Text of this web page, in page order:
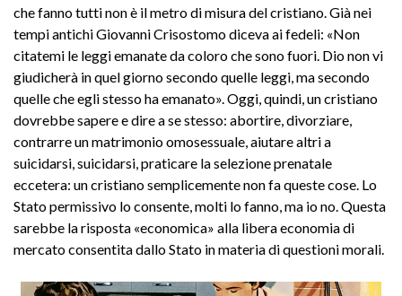
che fanno tutti non è il metro di misura del cristiano. Già nei
tempi antichi Giovanni Crisostomo diceva ai fedeli: «Non
citatemi le leggi emanate da coloro che sono fuori. Dio non vi
giudicherà in quel giorno secondo quelle leggi, ma secondo
quelle che egli stesso ha emanato». Oggi, quindi, un cristiano
dovrebbe sapere e dire a se stesso: abortire, divorziare,
contrarre un matrimonio omosessuale, aiutare altri a
suicidarsi, suicidarsi, praticare la selezione prenatale
eccetera: un cristiano semplicemente non fa queste cose. Lo
Stato permissivo lo consente, molti lo fanno, ma io no. Questa
sarebbe la risposta «economica» alla libera economia di
mercato consentita dallo Stato in materia di questioni morali.